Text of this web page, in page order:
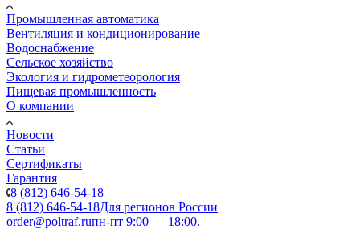
Промышленная автоматика
Вентиляция и кондиционирование
Водоснабжение
Сельское хозяйство
Экология и гидрометеорология
Пищевая промышленность
О компании
Новости
Статьи
Сертификаты
Гарантия
8 (812) 646-54-18
8 (812) 646-54-18Для регионов России
order@poltraf.ruпн-пт 9:00 — 18:00.